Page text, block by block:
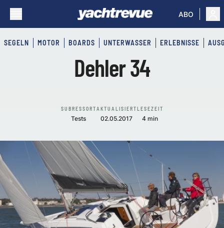
ABO
SEGELN MOTOR BOARDS UNTERWASSER ERLEBNISSE
Dehler 34
SUBRESSORT
Tests
AKTUALISIERT
02.05.2017
LESEZEIT
4 min